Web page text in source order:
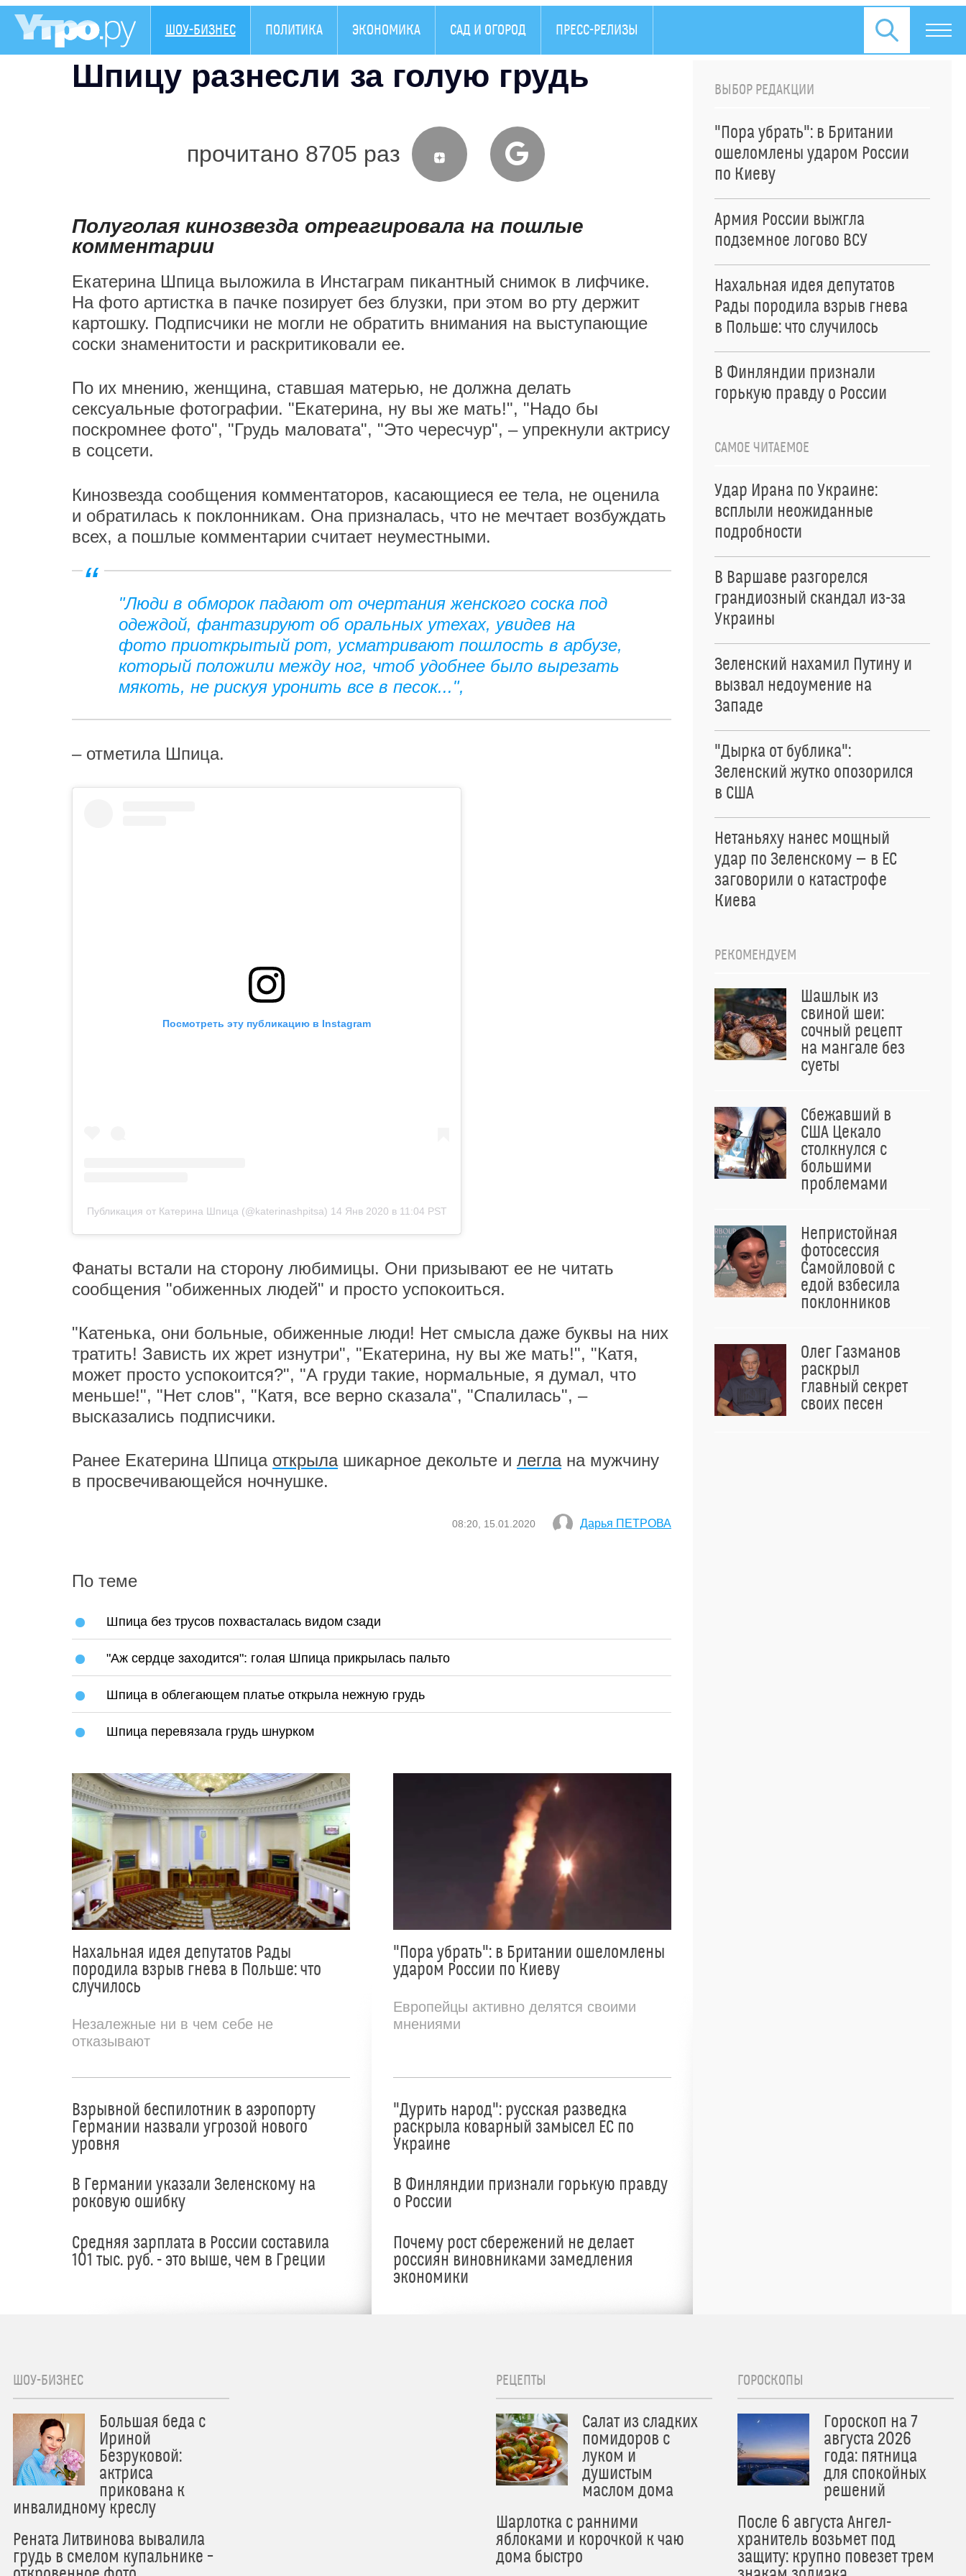
ШОУ-БИЗНЕС ПОЛИТИКА ЭКОНОМИКА САД И ОГОРОД ПРЕСС-РЕЛИЗЫ
Шпицу разнесли за голую грудь
прочитано 8705 раз
Полуголая кинозвезда отреагировала на пошлые
комментарии
Екатерина Шпица выложила в Инстаграм пикантный снимок в лифчике.
На фото артистка в пачке позирует без блузки, при этом во рту держит
картошку. Подписчики не могли не обратить внимания на выступающие
соски знаменитости и раскритиковали ее.
По их мнению, женщина, ставшая матерью, не должна делать
сексуальные фотографии. "Екатерина, ну вы же мать!", "Надо бы
поскромнее фото", "Грудь маловата", "Это чересчур", – упрекнули актрису
в соцсети.
Кинозвезда сообщения комментаторов, касающиеся ее тела, не оценила
и обратилась к поклонникам. Она призналась, что не мечтает возбуждать
всех, а пошлые комментарии считает неуместными.
"Люди в обморок падают от очертания женского соска под
одеждой, фантазируют об оральных утехах, увидев на
фото приоткрытый рот, усматривают пошлость в арбузе,
который положили между ног, чтоб удобнее было вырезать
мякоть, не рискуя уронить все в песок...",
– отметила Шпица.
Посмотреть эту публикацию в Instagram
Публикация от Катерина Шпица (@katerinashpitsa) 14 Янв 2020 в 11:04 PST
Фанаты встали на сторону любимицы. Они призывают ее не читать
сообщения "обиженных людей" и просто успокоиться.
"Катенька, они больные, обиженные люди! Нет смысла даже буквы на них
тратить! Зависть их жрет изнутри", "Екатерина, ну вы же мать!", "Катя,
может просто успокоится?", "А груди такие, нормальные, я думал, что
меньше!", "Нет слов", "Катя, все верно сказала", "Спалилась", –
высказались подписчики.
Ранее Екатерина Шпица открылашикарное декольте и леглана мужчину
в просвечивающейся ночнушке.
08:20, 15.01.2020 Дарья ПЕТРОВА
По теме
Шпица без трусов похвасталась видом сзади
"Аж сердце заходится": голая Шпица прикрылась пальто
Шпица в облегающем платье открыла нежную грудь
Шпица перевязала грудь шнурком
Нахальная идея депутатов Рады
породила взрыв гнева в Польше: что
случилось
Незалежные ни в чем себе не
отказывают
Взрывной беспилотник в аэропорту
Германии назвали угрозой нового
уровня
В Германии указали Зеленскому на
роковую ошибку
Средняя зарплата в России составила
101 тыс. руб. - это выше, чем в Греции
"Пора убрать": в Британии ошеломлены
ударом России по Киеву
Европейцы активно делятся своими
мнениями
"Дурить народ": русская разведка
раскрыла коварный замысел ЕС по
Украине
В Финляндии признали горькую правду
о России
Почему рост сбережений не делает
россиян виновниками замедления
экономики
ВЫБОР РЕДАКЦИИ
"Пора убрать": в Британии
ошеломлены ударом России
по Киеву
Армия России выжгла
подземное логово ВСУ
Нахальная идея депутатов
Рады породила взрыв гнева
в Польше: что случилось
В Финляндии признали
горькую правду о России
САМОЕ ЧИТАЕМОЕ
Удар Ирана по Украине:
всплыли неожиданные
подробности
В Варшаве разгорелся
грандиозный скандал из-за
Украины
Зеленский нахамил Путину и
вызвал недоумение на
Западе
"Дырка от бублика":
Зеленский жутко опозорился
в США
Нетаньяху нанес мощный
удар по Зеленскому — в ЕС
заговорили о катастрофе
Киева
РЕКОМЕНДУЕМ
Шашлык из
свиной шеи:
сочный рецепт
на мангале без
суеты
Сбежавший в
США Цекало
столкнулся с
большими
проблемами
Непристойная
фотосессия
Самойловой с
едой взбесила
поклонников
Олег Газманов
раскрыл
главный секрет
своих песен
ШОУ-БИЗНЕС
Большая беда с
Ириной
Безруковой:
актриса
прикована к
инвалидному креслу
Рената Литвинова вывалила
грудь в смелом купальнике –
РЕЦЕПТЫ
Салат из сладких
помидоров с
луком и
душистым
маслом дома
Шарлотка с ранними
яблоками и корочкой к чаю
дома быстро
ГОРОСКОПЫ
Гороскоп на 7
августа 2026
года: пятница
для спокойных
решений
После 6 августа Ангел-
хранитель возьмет под
защиту: крупно повезет трем